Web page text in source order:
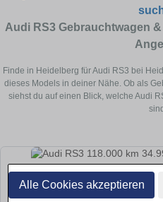
Alle Cookies akzeptieren
Audi RS3 Gebrauchtwagen
Finde in Heidelberg für Audi RS3 bei
dieses Models in deiner Nähe. Ob als
siehst du auf einen Blick, welche Audi